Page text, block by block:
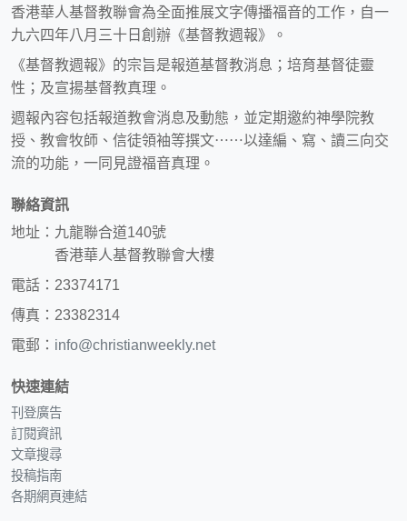
香港華人基督教聯會為全面推展文字傳播福音的工作，自一
九六四年八月三十日創辦《基督教週報》。
《基督教週報》的宗旨是報道基督教消息；培育基督徒靈
性；及宣揚基督教真理。
週報內容包括報道教會消息及動態，並定期邀約神學院教
授、教會牧師、信徒領袖等撰文⋯⋯以達編、寫、讀三向交
流的功能，一同見證福音真理。
聯絡資訊
地址：九龍聯合道140號
香港華人基督教聯會大樓
電話：23374171
傳真：23382314
電郵： info@christianweekly.net
快速連結
刊登廣告
訂閱資訊
文章搜尋
投稿指南
各期網頁連結